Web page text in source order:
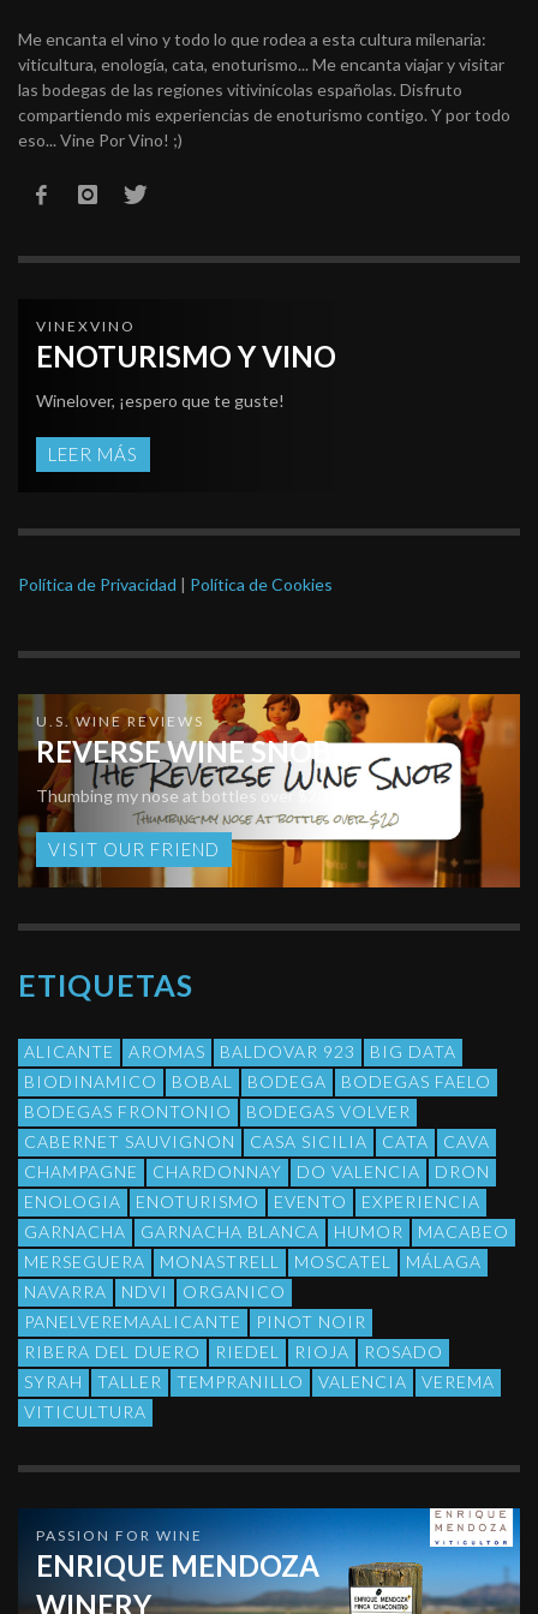
Me encanta el vino y todo lo que rodea a esta cultura milenaria:
viticultura, enología, cata, enoturismo... Me encanta viajar y visitar
las bodegas de las regiones vitivinícolas españolas. Disfruto
compartiendo mis experiencias de enoturismo contigo. Y por todo
eso... Vine Por Vino! ;)
VINEXVINO
ENOTURISMO Y VINO
Winelover, ¡espero que te guste!
LEER MÁS
Política de Privacidad | Política de Cookies
U.S. WINE REVIEWS
REVERSE WINE SNOB
Thumbing my nose at bottles over $20
VISIT OUR FRIEND
ETIQUETAS
ALICANTE AROMAS BALDOVAR 923
BIG DATA
BIODINAMICO
BOBAL BODEGA
BODEGAS FAELO
BODEGAS FRONTONIO
BODEGAS VOLVER
CABERNET SAUVIGNON
CASA SICILIA CATA
CAVA
CHAMPAGNE
CHARDONNAY DO VALENCIA
DRON
ENOLOGIA
ENOTURISMO EVENTO
EXPERIENCIA
GARNACHA
GARNACHA BLANCA HUMOR
MACABEO
MERSEGUERA
MONASTRELL MOSCATEL
MÁLAGA
NAVARRA
NDVI
ORGANICO
PANELVEREMAALICANTE
PINOT NOIR
RIBERA DEL DUERO
RIEDEL RIOJA
ROSADO
SYRAH
TALLER TEMPRANILLO VALENCIA
VEREMA
VITICULTURA
PASSION FOR WINE
ENRIQUE MENDOZA
WINERY